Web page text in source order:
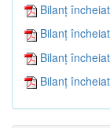
Bilanţ
Bilanţ
Bilanţ
Bilanţ